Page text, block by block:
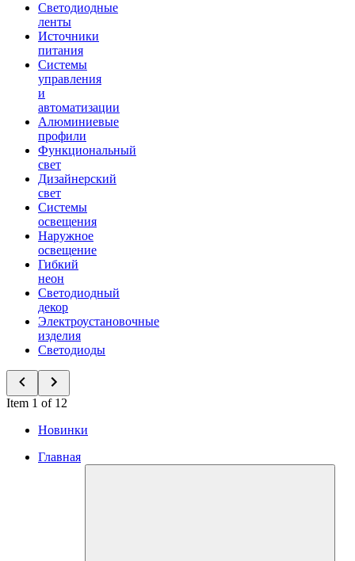
Светодиодные
ленты
Источники
питания
Системы
управления
и
автоматизации
Алюминиевые
профили
Функциональный
свет
Дизайнерский
свет
Системы
освещения
Наружное
освещение
Гибкий
неон
Светодиодный
декор
Электроустановочные
изделия
Светодиоды
Item 1 of 12
Новинки
Главная